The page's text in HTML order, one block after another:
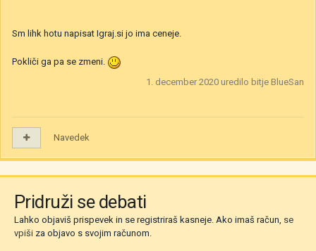
Sm lihk hotu napisat Igraj.si jo ima ceneje.
Pokliči ga pa se zmeni.
1. december 2020 uredilo bitje BlueSan
Navedek
Pridruži se debati
Lahko objaviš prispevek in se registriraš kasneje. Ako imaš račun, se
vpiši za objavo s svojim računom.